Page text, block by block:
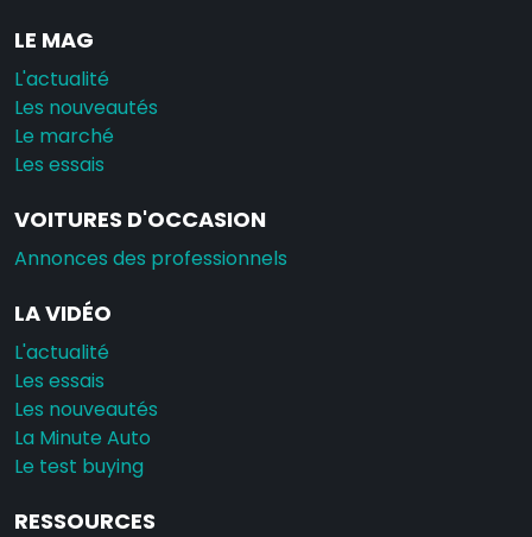
LE MAG
L'actualité
Les nouveautés
Le marché
Les essais
VOITURES D'OCCASION
Annonces des professionnels
LA VIDÉO
L'actualité
Les essais
Les nouveautés
La Minute Auto
Le test buying
RESSOURCES